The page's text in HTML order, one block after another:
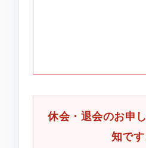
休会・退会のお申
知です